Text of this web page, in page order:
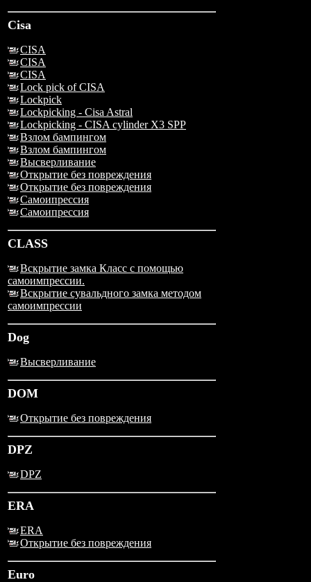
Cisa
CISA
CISA
CISA
Lock pick of CISA
Lockpick
Lockpicking - Cisa Astral
Lockpicking - CISA cylinder X3 SPP
Взлом бампингом
Взлом бампингом
Высверливание
Открытие без повреждения
Открытие без повреждения
Самоипрессия
Самоипрессия
CLASS
Вскрытие замка Класс с помощью
самоимпрессии.
Вскрытие сувальдного замка методом
самоимпрессии
Dog
Высверливание
DOM
Открытие без повреждения
DPZ
DPZ
ERA
ERA
Открытие без повреждения
Euro